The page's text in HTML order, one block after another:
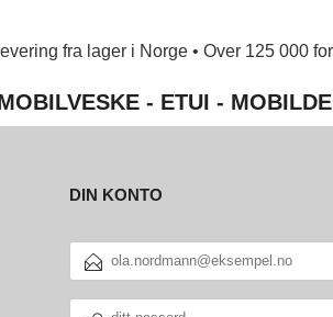
fra lager i Norge • Over 125 000
- ETUI -
DIN KONTO
POSTADRESSE